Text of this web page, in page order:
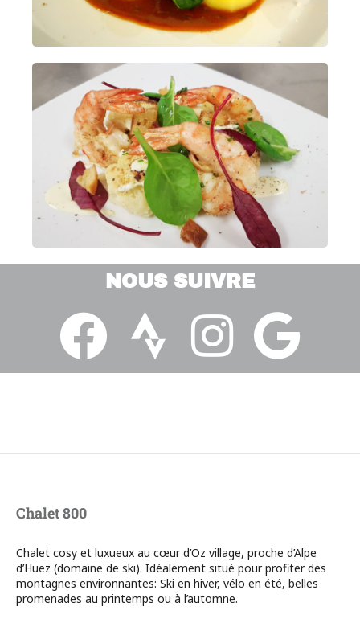
NOUS SUIVRE
Chalet 800
Chalet cosy et luxueux au cœur d’Oz village, proche d’Alpe
d’Huez (domaine de ski). Idéalement situé pour profiter des
montagnes environnantes: Ski en hiver, vélo en été, belles
promenades au printemps ou à l’automne.